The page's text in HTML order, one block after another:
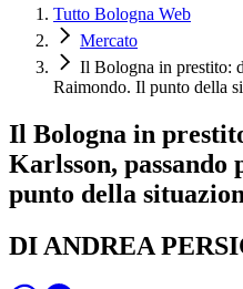
Tutto Bologna Web
Mercato
Il Bologna in prestito:
Raimondo. Il punto della
Il Bologna in
Karlsson, passando
punto della
DI ANDREA